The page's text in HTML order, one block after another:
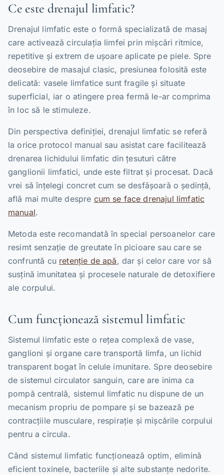
Ce este drenajul limfatic?
Drenajul limfatic este o formă specializată de masaj
care activează circulația limfei prin mișcări ritmice,
repetitive și extrem de ușoare aplicate pe piele. Spre
deosebire de masajul clasic, presiunea folosită este
delicată: vasele limfatice sunt fragile și situate
superficial, iar o atingere prea fermă le-ar comprima
în loc să le stimuleze.
Din perspectiva definiției, drenajul limfatic se referă
la orice protocol manual sau asistat care facilitează
drenarea lichidului limfatic din țesuturi către
ganglionii limfatici, unde este filtrat și procesat. Dacă
vrei să înțelegi concret cum se desfășoară o ședință,
află mai multe despre cum se face drenajul limfatic
manual.
Metoda este recomandată în special persoanelor care
resimt senzație de greutate în picioare sau care se
confruntă cu retenție de apă, dar și celor care vor să
susțină imunitatea și procesele naturale de detoxifiere
ale corpului.
Cum funcționează sistemul limfatic
Sistemul limfatic este o rețea complexă de vase,
ganglioni și organe care transportă limfa, un lichid
transparent bogat în celule imunitare. Spre deosebire
de sistemul circulator sanguin, care are inima ca
pompă centrală, sistemul limfatic nu dispune de un
mecanism propriu de pompare și se bazează pe
contracțiile musculare, respirație și mișcările corpului
pentru a circula.
Când sistemul limfatic funcționează optim, elimină
eficient toxinele, bacteriile și alte substanțe nedorite.